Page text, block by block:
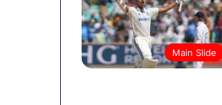
Main Slide